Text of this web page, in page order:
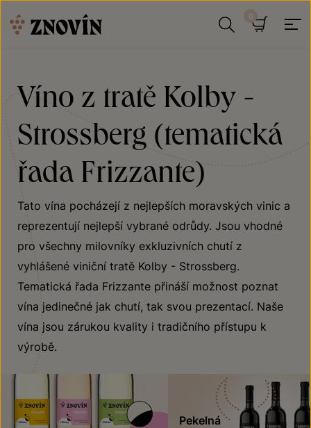
Víno z tratě Kolby -
Strossberg (tematická
řada Frizzante)
Tato vína pocházejí z nejlepších moravských vinic a
reprezentují nejlepší vybrané odrůdy. Jsou vhodné
pro všechny milovníky exkluzivních chutí z
vyhlášené viniční tratě Kolby - Strossberg.
Tematická řada Frizzante přináší možnost poznat
vína jedinečné jak chutí, tak svou prezentací. Naše
vína jsou zárukou kvality i tradičního přístupu k
výrobě.
Pekelná